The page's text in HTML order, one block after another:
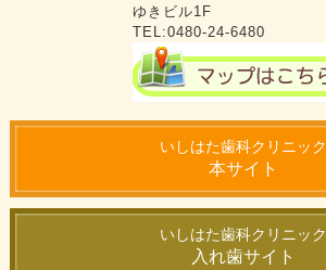
ゆきビル1F
TEL:0480-24-6480
いしはた歯科クリニック
本サイト
いしはた歯科クリニック
入れ歯サイト